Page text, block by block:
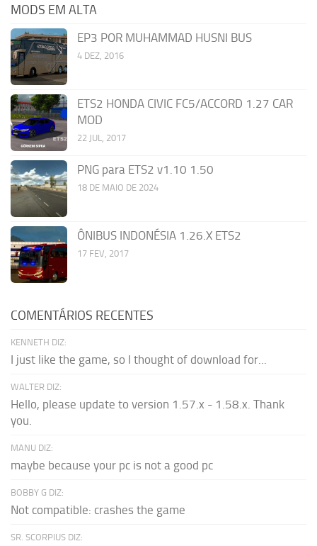
MODS EM ALTA
EP3 POR MUHAMMAD HUSNI BUS
4 DEZ, 2016
ETS2 HONDA CIVIC FC5/ACCORD 1.27 CAR
MOD
22 JUL, 2017
PNG para ETS2 v1.10 1.50
18 DE MAIO DE 2024
ÔNIBUS INDONÉSIA 1.26.X ETS2
17 FEV, 2017
COMENTÁRIOS RECENTES
KENNETH DIZ:
I just like the game, so I thought of download for...
WALTER DIZ:
Hello, please update to version 1.57.x - 1.58.x. Thank
you.
MANU DIZ:
maybe because your pc is not a good pc
BOBBY G DIZ:
Not compatible: crashes the game
SR. SCORPIUS DIZ: